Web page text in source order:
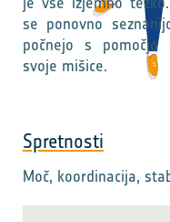
se ponovno
počnejo s pomočjo
svoje mišice.
Spretnosti
Moč, koordinacija,